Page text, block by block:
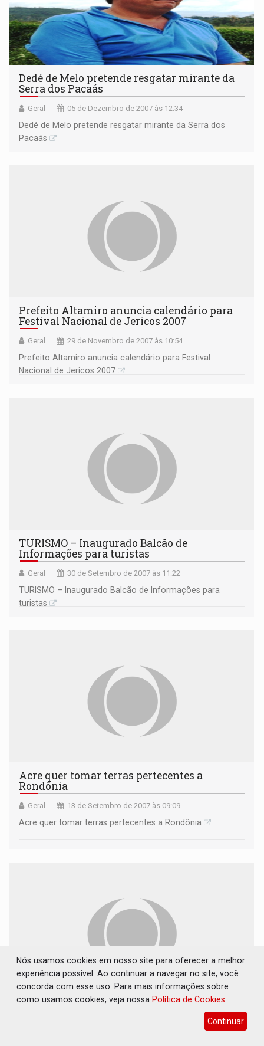
Dedé de Melo pretende resgatar mirante da
Serra dos Pacaás
Geral 05 de Dezembro de 2007 às 12:34
Dedé de Melo pretende resgatar mirante da Serra dos
Pacaás
Prefeito Altamiro anuncia calendário para
Festival Nacional de Jericos 2007
Geral 29 de Novembro de 2007 às 10:54
Prefeito Altamiro anuncia calendário para Festival
Nacional de Jericos 2007
TURISMO – Inaugurado Balcão de
Informações para turistas
Geral 30 de Setembro de 2007 às 11:22
TURISMO – Inaugurado Balcão de Informações para
turistas
Acre quer tomar terras pertecentes a
Rondônia
Geral 13 de Setembro de 2007 às 09:09
Acre quer tomar terras pertecentes a Rondônia
Vídeo sobre o Vale do Guaporé é exibido para
acadêmicos de Turismo Ambiental da Fimca
Nós usamos cookies em nosso site para oferecer a melhor
experiência possível. Ao continuar a navegar no site, você
concorda com esse uso. Para mais informações sobre
como usamos cookies, veja nossa Política de Cookies
Continuar